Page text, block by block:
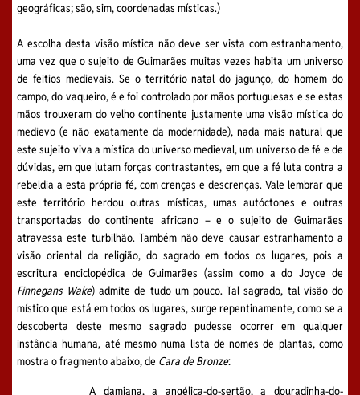
geográficas; são, sim, coordenadas místicas.)
A escolha desta visão mística não deve ser vista com estranhamento,
uma vez que o sujeito de Guimarães muitas vezes habita um universo
de feitios medievais. Se o território natal do jagunço, do homem do
campo, do vaqueiro, é e foi controlado por mãos portuguesas e se estas
mãos trouxeram do velho continente justamente uma visão mística do
medievo (e não exatamente da modernidade), nada mais natural que
este sujeito viva a mística do universo medieval, um universo de fé e de
dúvidas, em que lutam forças contrastantes, em que a fé luta contra a
rebeldia a esta própria fé, com crenças e descrenças. Vale lembrar que
este território herdou outras místicas, umas autóctones e outras
transportadas do continente africano – e o sujeito de Guimarães
atravessa este turbilhão. Também não deve causar estranhamento a
visão oriental da religião, do sagrado em todos os lugares, pois a
escritura enciclopédica de Guimarães (assim como a do Joyce de
Finnegans Wake) admite de tudo um pouco. Tal sagrado, tal visão do
místico que está em todos os lugares, surge repentinamente, como se a
descoberta deste mesmo sagrado pudesse ocorrer em qualquer
instância humana, até mesmo numa lista de nomes de plantas, como
mostra o fragmento abaixo, de Cara de Bronze:
A damiana, a angélica-do-sertão, a douradinha-do-